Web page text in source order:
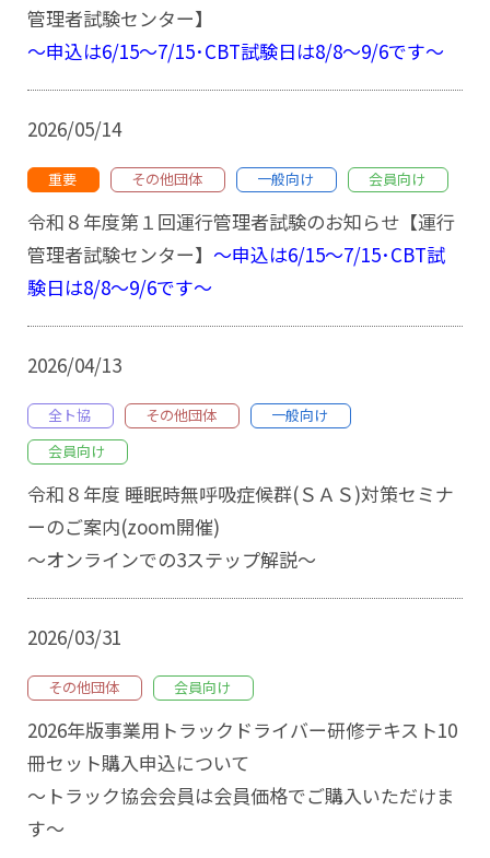
管理者試験センター】
～申込は6/15～7/15･CBT試験日は8/8～9/6です～
2026/05/14
重要 その他団体 一般向け 会員向け
令和８年度第１回運行管理者試験のお知らせ【運行
管理者試験センター】 ～申込は6/15～7/15･CBT試
験日は8/8～9/6です～
2026/04/13
全ト協 その他団体
一般向け
会員向け
令和８年度 睡眠時無呼吸症候群(ＳＡＳ)対策セミナ
ーのご案内(zoom開催)
～オンラインでの3ステップ解説～
2026/03/31
その他団体 会員向け
2026年版事業用トラックドライバー研修テキスト10
冊セット購入申込について
～トラック協会会員は会員価格でご購入いただけま
す～